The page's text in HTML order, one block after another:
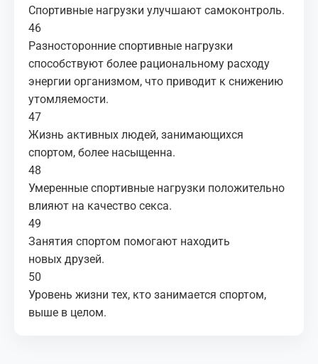
Спортивные нагрузки улучшают самоконтроль.
46
Разносторонние спортивные нагрузки
способствуют более рациональному расходу
энергии организмом, что приводит к снижению
утомляемости.
47
Жизнь активных людей, занимающихся
спортом, более насыщенна.
48
Умеренные спортивные нагрузки положительно
влияют на качество секса.
49
Занятия спортом помогают находить
новых друзей.
50
Уровень жизни тех, кто занимается спортом,
выше в целом.